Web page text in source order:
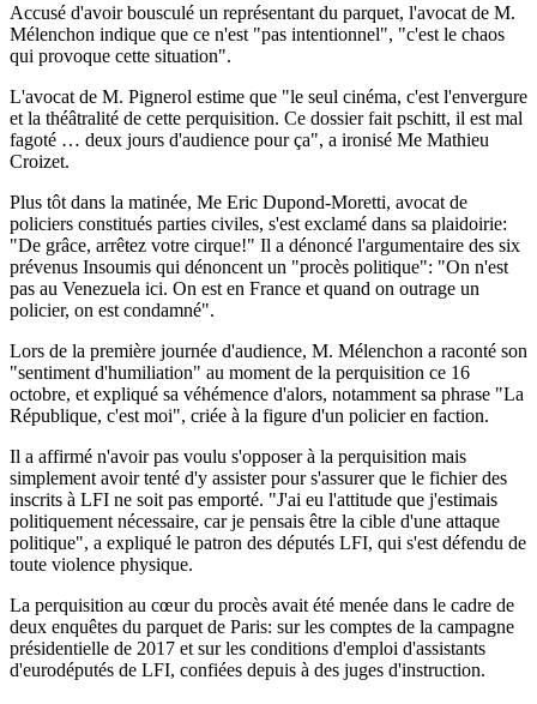
Accusé d'avoir bousculé un représentant du parquet, l'avocat de M.
Mélenchon indique que ce n'est "pas intentionnel", "c'est le chaos
qui provoque cette situation".
L'avocat de M. Pignerol estime que "le seul cinéma, c'est l'envergure
et la théâtralité de cette perquisition. Ce dossier fait pschitt, il est mal
fagoté … deux jours d'audience pour ça", a ironisé Me Mathieu
Croizet.
Plus tôt dans la matinée, Me Eric Dupond-Moretti, avocat de
policiers constitués parties civiles, s'est exclamé dans sa plaidoirie:
"De grâce, arrêtez votre cirque!" Il a dénoncé l'argumentaire des six
prévenus Insoumis qui dénoncent un "procès politique": "On n'est
pas au Venezuela ici. On est en France et quand on outrage un
policier, on est condamné".
Lors de la première journée d'audience, M. Mélenchon a raconté son
"sentiment d'humiliation" au moment de la perquisition ce 16
octobre, et expliqué sa véhémence d'alors, notamment sa phrase "La
République, c'est moi", criée à la figure d'un policier en faction.
Il a affirmé n'avoir pas voulu s'opposer à la perquisition mais
simplement avoir tenté d'y assister pour s'assurer que le fichier des
inscrits à LFI ne soit pas emporté. "J'ai eu l'attitude que j'estimais
politiquement nécessaire, car je pensais être la cible d'une attaque
politique", a expliqué le patron des députés LFI, qui s'est défendu de
toute violence physique.
La perquisition au cœur du procès avait été menée dans le cadre de
deux enquêtes du parquet de Paris: sur les comptes de la campagne
présidentielle de 2017 et sur les conditions d'emploi d'assistants
d'eurodéputés de LFI, confiées depuis à des juges d'instruction.